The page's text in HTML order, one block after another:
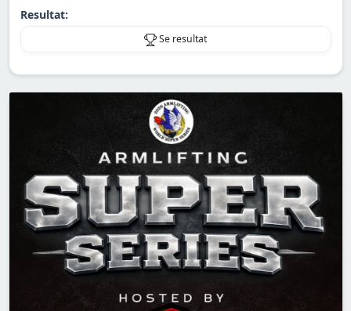
Resultat:
Se resultat